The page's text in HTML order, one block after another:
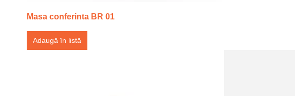
Masa conferinta BR 01
Adaugă în listă